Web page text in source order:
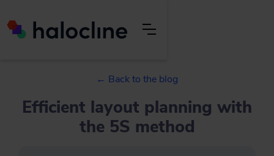
← Back to the blog
Efficient layout planning with
the 5S method